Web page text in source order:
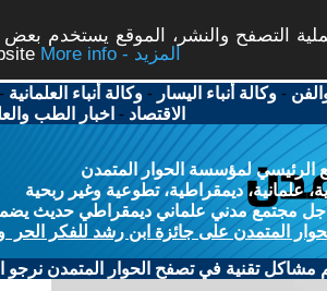
التصفح والنشر، الموقع يستخدم بعض
More info - المزيد
-وكالة أنباء اليسار -وكالة أنباء العلمانية
الاقتصاد - اخبار الطب
الرئيسي لمؤسسة الحوار المتمدن
علمانية، ديمقراطية، تطوعية وغير ربحية
مجتمع مدني علماني ديمقراطي حديث يضمن
المتمدن على جائزة ابن رشد للفكر الحر
مشاكل تقنية في تصفح الحوار المتمدن نرجو